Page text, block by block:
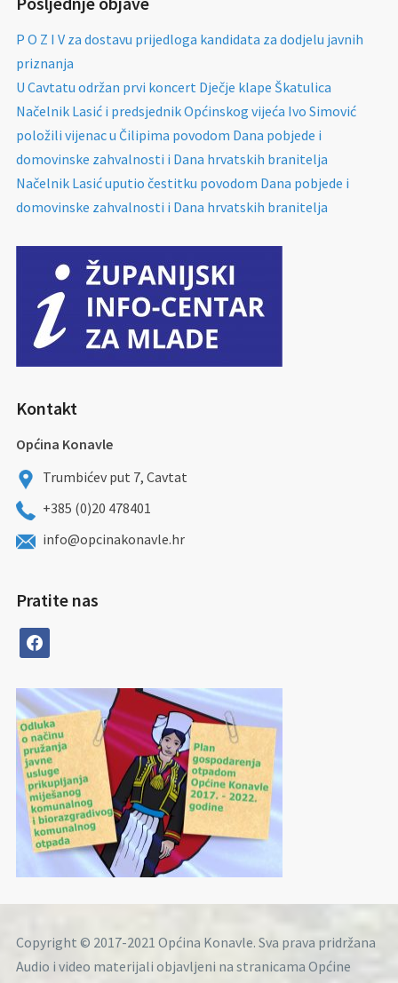
P O Z I V za dostavu prijedloga kandidata za dodjelu javnih
priznanja
U Cavtatu održan prvi koncert Dječje klape Škatulica
Načelnik Lasić i predsjednik Općinskog vijeća Ivo Simović
položili vijenac u Čilipima povodom Dana pobjede i
domovinske zahvalnosti i Dana hrvatskih branitelja
Načelnik Lasić uputio čestitku povodom Dana pobjede i
domovinske zahvalnosti i Dana hrvatskih branitelja
Kontakt
Općina Konavle
Trumbićev put 7, Cavtat
+385 (0)20 478401
info@opcinakonavle.hr
Pratite nas
facebook
Copyright © 2017-2021 Općina Konavle. Sva prava pridržana
Audio i video materijali objavljeni na stranicama Općine